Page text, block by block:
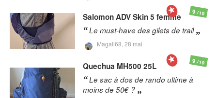
SalomonADV Skin 5 femme
Le must-have des gilets de trail
Magali68, 28 mai
9/10
Quechua MH500 25L
Le sac à dos de rando ultime à
moins de 50€ ?
9/10